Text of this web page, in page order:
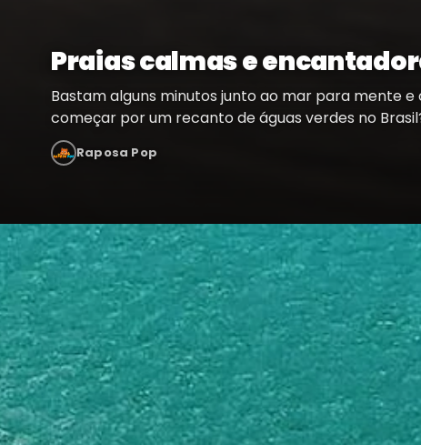
Praias calmas e
Bastam alguns minutos junto ao mar para mente
começar por um recanto de águas verdes no
Raposa Pop